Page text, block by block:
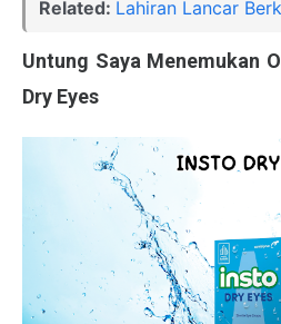
Related: Lahiran Lancar
Untung Saya Menemukan
Dry Eyes